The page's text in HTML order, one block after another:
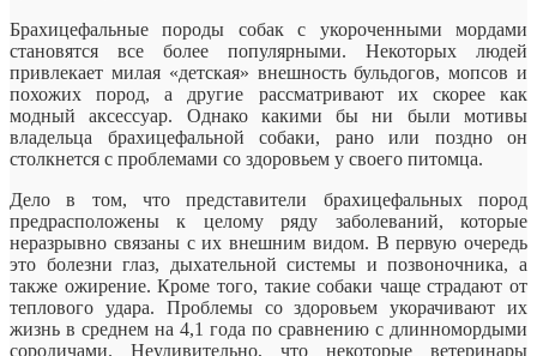
Брахицефальные породы собак с укороченными мордами
становятся все более популярными. Некоторых людей
привлекает милая «детская» внешность бульдогов, мопсов и
похожих пород, а другие рассматривают их скорее как
модный аксессуар. Однако какими бы ни были мотивы
владельца брахицефальной собаки, рано или поздно он
столкнется с проблемами со здоровьем у своего питомца.
Дело в том, что представители брахицефальных пород
предрасположены к целому ряду заболеваний, которые
неразрывно связаны с их внешним видом. В первую очередь
это болезни глаз, дыхательной системы и позвоночника, а
также ожирение. Кроме того, такие собаки чаще страдают от
теплового удара. Проблемы со здоровьем укорачивают их
жизнь в среднем на 4,1 года по сравнению с длинномордыми
сородичами. Неудивительно, что некоторые ветеринары